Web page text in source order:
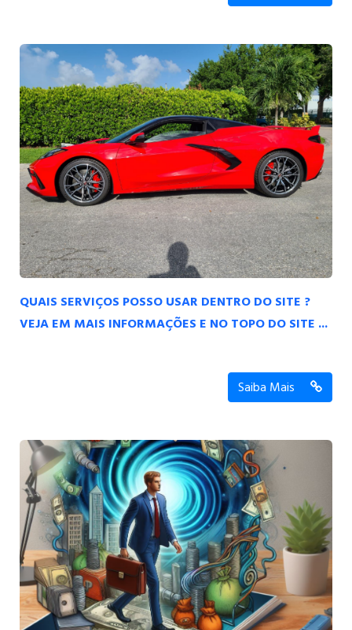
QUAIS SERVIÇOS POSSO USAR DENTRO DO SITE ?
VEJA EM MAIS INFORMAÇÕES E NO TOPO DO SITE ...
Saiba Mais